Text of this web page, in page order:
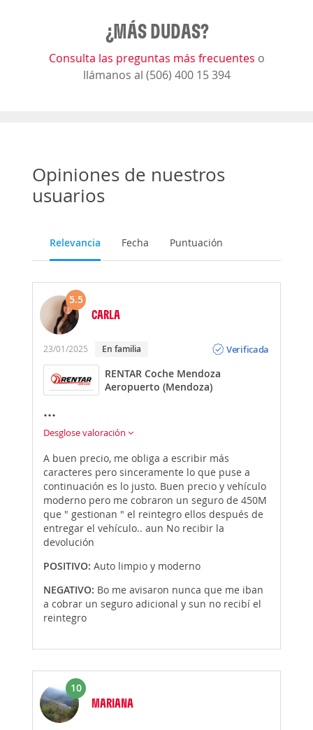
¿MÁS DUDAS?
Consulta las preguntas más frecuentes o
llámanos al (506) 400 15 394
Opiniones de nuestros
usuarios
Relevancia Fecha Puntuación
5.5
CARLA
23/01/2025 En familia
Verificada
RENTAR Coche Mendoza
Aeropuerto (Mendoza)
...
Desglose valoración
A buen precio, me obliga a escribir más
caracteres pero sinceramente lo que puse a
continuación es lo justo. Buen precio y vehículo
moderno pero me cobraron un seguro de 450M
que " gestionan " el reintegro ellos después de
entregar el vehículo.. aun No recibir la
devolución
POSITIVO: Auto limpio y moderno
NEGATIVO: Bo me avisaron nunca que me iban
a cobrar un seguro adicional y sun no recibí el
reintegro
10
MARIANA